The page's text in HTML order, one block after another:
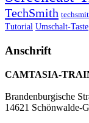
TechSmith
Tutorial Umschalt-Taste
Anschrift
CAMTASIA-
Brandenburgische
14621 Schönwalde-